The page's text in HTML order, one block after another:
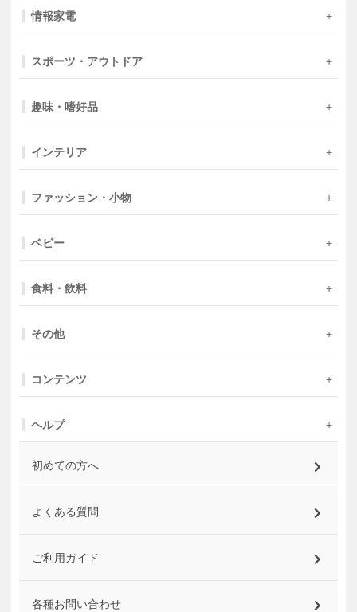
情報家電
スポーツ・アウトドア
趣味・嗜好品
インテリア
ファッション・小物
ベビー
食料・飲料
その他
コンテンツ
ヘルプ
初めての方へ
よくある質問
ご利用ガイド
各種お問い合わせ